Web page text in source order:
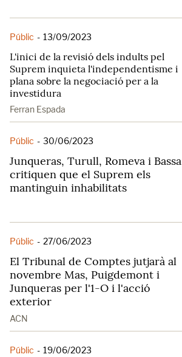
Públic - 13/09/2023
L'inici de la revisió dels indults pel
Suprem inquieta l'independentisme i
plana sobre la negociació per a la
investidura
Ferran Espada
Públic - 30/06/2023
Junqueras, Turull, Romeva i Bassa
critiquen que el Suprem els
mantinguin inhabilitats
Públic - 27/06/2023
El Tribunal de Comptes jutjarà al
novembre Mas, Puigdemont i
Junqueras per l'1-O i l'acció
exterior
ACN
Públic - 19/06/2023